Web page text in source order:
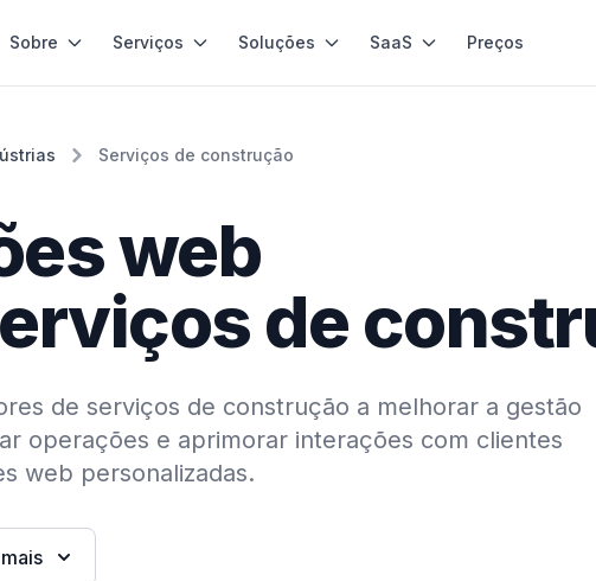
Sobre Serviços Soluções SaaS Preços
Serviços de construção
web
de
de serviços de construção a melhorar a gestão
operações e aprimorar interações com clientes
web personalizadas.